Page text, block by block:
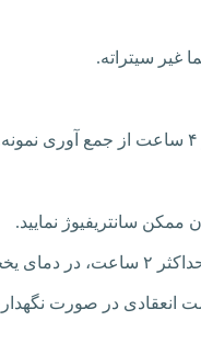
غیر سیتراته.
ممکن سانتریفیوژ نمایید.
ساعت و در
انعقادی در صورت